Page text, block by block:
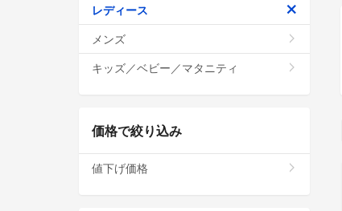
レディース
メンズ
キッズ／ベビー／マタニティ
価格で絞り込み
値下げ価格